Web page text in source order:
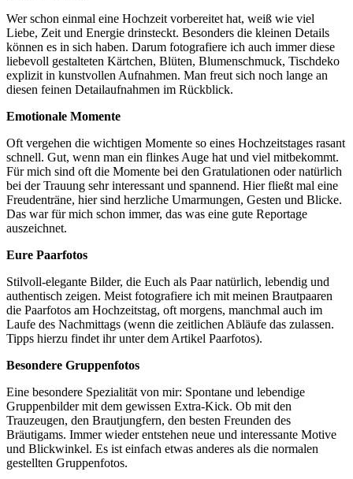
Wer schon einmal eine Hochzeit vorbereitet hat, weiß wie viel
Liebe, Zeit und Energie drinsteckt. Besonders die kleinen Details
können es in sich haben. Darum fotografiere ich auch immer diese
liebevoll gestalteten Kärtchen, Blüten, Blumenschmuck, Tischdeko
explizit in kunstvollen Aufnahmen. Man freut sich noch lange an
diesen feinen Detailaufnahmen im Rückblick.
Emotionale Momente
Oft vergehen die wichtigen Momente so eines Hochzeitstages rasant
schnell. Gut, wenn man ein flinkes Auge hat und viel mitbekommt.
Für mich sind oft die Momente bei den Gratulationen oder natürlich
bei der Trauung sehr interessant und spannend. Hier fließt mal eine
Freudenträne, hier sind herzliche Umarmungen, Gesten und Blicke.
Das war für mich schon immer, das was eine gute Reportage
auszeichnet.
Eure Paarfotos
Stilvoll-elegante Bilder, die Euch als Paar natürlich, lebendig und
authentisch zeigen. Meist fotografiere ich mit meinen Brautpaaren
die Paarfotos am Hochzeitstag, oft morgens, manchmal auch im
Laufe des Nachmittags (wenn die zeitlichen Abläufe das zulassen.
Tipps hierzu findet ihr unter dem Artikel Paarfotos).
Besondere Gruppenfotos
Eine besondere Spezialität von mir: Spontane und lebendige
Gruppenbilder mit dem gewissen Extra-Kick. Ob mit den
Trauzeugen, den Brautjungfern, den besten Freunden des
Bräutigams. Immer wieder entstehen neue und interessante Motive
und Blickwinkel. Es ist einfach etwas anderes als die normalen
gestellten Gruppenfotos.